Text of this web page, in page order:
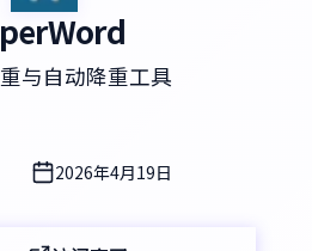
与自动降重工具
2026年4月19日